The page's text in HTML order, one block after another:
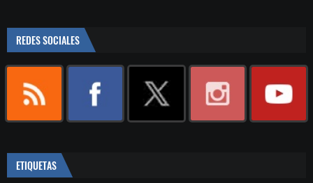
REDES SOCIALES
ETIQUETAS